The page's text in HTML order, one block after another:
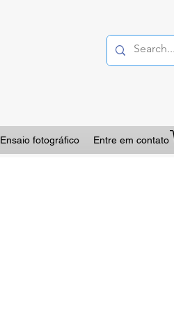
Ensaio fotográfico Entre em contato